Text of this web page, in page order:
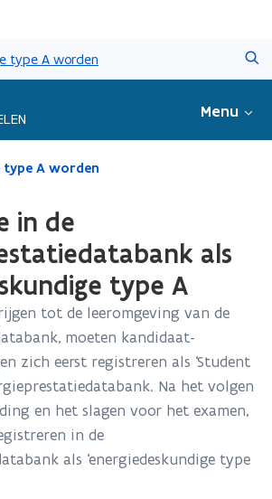
en
naar
type A worden
Menu
type A worden
in de
als
type A
tot de leeromgeving van de
moeten kandidaat-
zich eerst registreren als ‘Student
Na het volgen
en het slagen voor het examen,
in de
als ‘energiedeskundige type